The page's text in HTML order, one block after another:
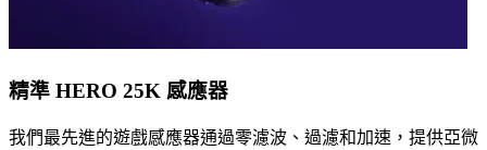
精準 HERO 25K 感應器
我們最先進的遊戲感應器通過零濾波、過濾和加速，提供亞微